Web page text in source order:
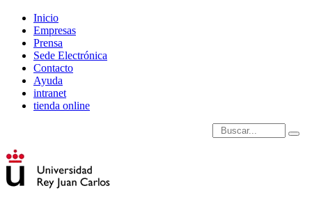
Inicio
Empresas
Prensa
Sede Electrónica
Contacto
Ayuda
intranet
tienda online
Introduce términos de